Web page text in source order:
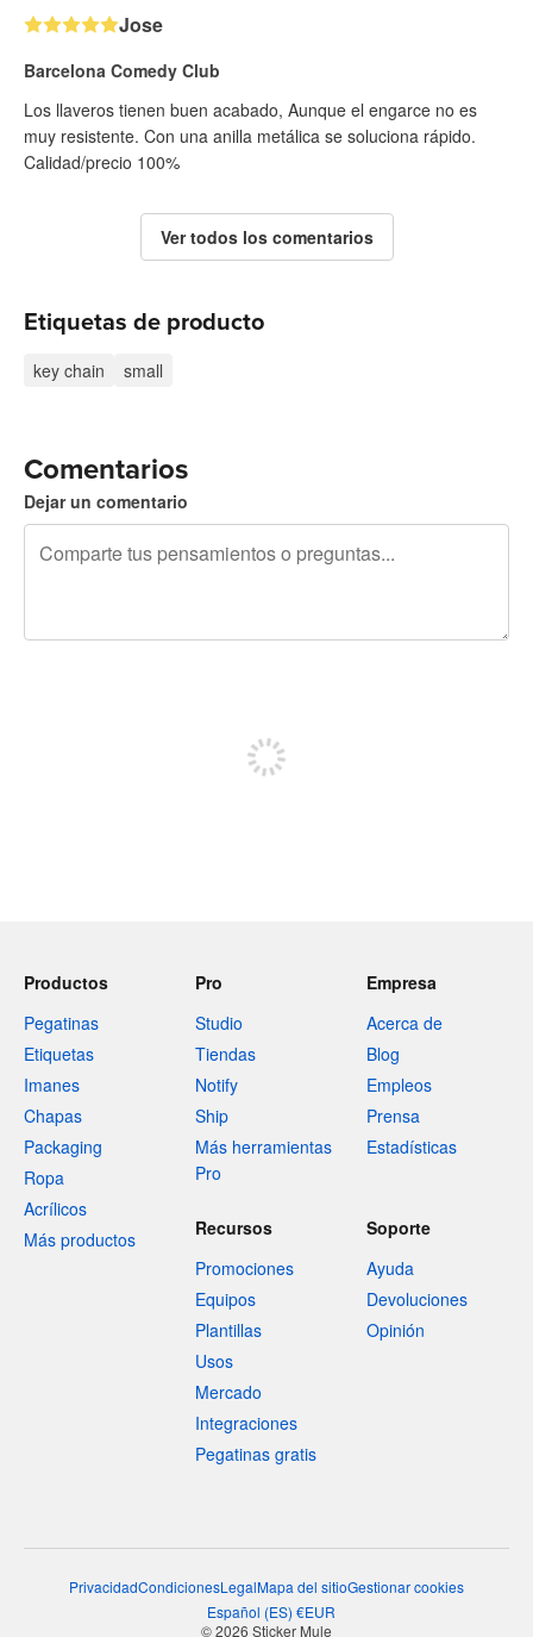
Jose
Barcelona Comedy Club
Los llaveros tienen buen acabado, Aunque el engarce no es
muy resistente. Con una anilla metálica se soluciona rápido.
Calidad/precio 100%
Ver todos los comentarios
Etiquetas de producto
key chain small
Comentarios
Dejar un comentario
Productos
Pegatinas
Etiquetas
Imanes
Chapas
Packaging
Ropa
Acrílicos
Más productos
Pro
Studio
Tiendas
Notify
Ship
Más herramientas
Pro
Empresa
Acerca de
Blog
Empleos
Prensa
Estadísticas
Recursos
Promociones
Equipos
Plantillas
Usos
Mercado
Integraciones
Pegatinas gratis
Soporte
Ayuda
Devoluciones
Opinión
PrivacidadCondicionesLegalMapa del sitioGestionar cookies
Español (ES) €EUR
© 2026 Sticker Mule